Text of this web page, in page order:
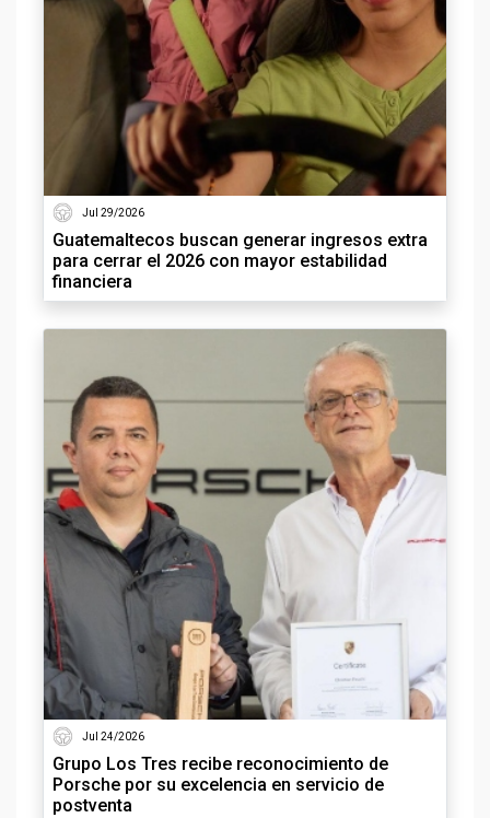
Jul 29/2026
Guatemaltecos buscan generar ingresos extra
para cerrar el 2026 con mayor estabilidad
financiera
Jul 24/2026
Grupo Los Tres recibe reconocimiento de
Porsche por su excelencia en servicio de
postventa